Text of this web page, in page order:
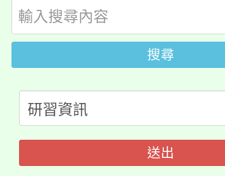
代理(課)教師甄選結果(
公告本校115學年度第
代理(課)教師甄選結果(
轉知中國文化大學推廣
《TA101》溝通分析基
程，歡迎學生輔導中心
心理、諮商輔導、社會
系所師生報名參加。
轉知苗栗縣政府辦理
縣市「校園短影音徵選
門員」簡章及活動海報
踴躍報名參加。
桃園市115學年度學生
要點
「桃園市補助參觀特色
展演活動實施計畫」
115年度「教育部表揚
義教育推展貢獻獎」
搜尋
送出